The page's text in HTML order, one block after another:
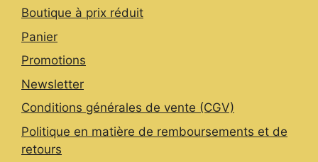
Boutique à prix réduit
Panier
Promotions
Newsletter
Conditions générales de vente (CGV)
Politique en matière de remboursements et de
retours